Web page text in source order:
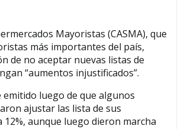
Mayoristas (CASMA), que
más importantes del país,
de no aceptar nuevas listas de
“aumentos injustificados”.
emitido luego de que algunos
ajustar las lista de sus
12%, aunque luego dieron marcha